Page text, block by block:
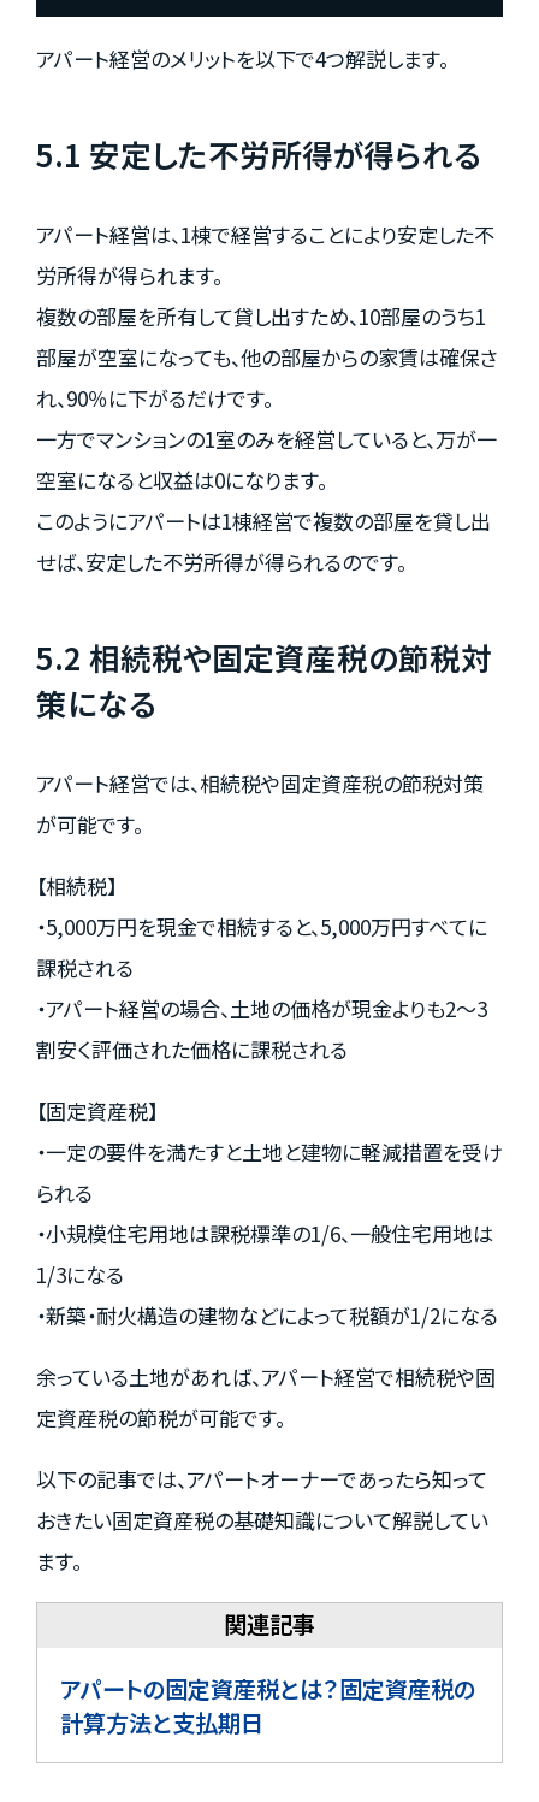
アパート経営のメリットを以下で4つ解説します。
5.1 安定した不労所得が得られる
アパート経営は、1棟で経営することにより安定した不
労所得が得られます。
複数の部屋を所有して貸し出すため、10部屋のうち1
部屋が空室になっても、他の部屋からの家賃は確保さ
れ、90％に下がるだけです。
一方でマンションの1室のみを経営していると、万が一
空室になると収益は0になります。
このようにアパートは1棟経営で複数の部屋を貸し出
せば、安定した不労所得が得られるのです。
5.2 相続税や固定資産税の節税対
策になる
アパート経営では、相続税や固定資産税の節税対策
が可能です。
【相続税】
・5,000万円を現金で相続すると、5,000万円すべてに
課税される
・アパート経営の場合、土地の価格が現金よりも2～3
割安く評価された価格に課税される
【固定資産税】
・一定の要件を満たすと土地と建物に軽減措置を受け
られる
・小規模住宅用地は課税標準の1/6、一般住宅用地は
1/3になる
・新築・耐火構造の建物などによって税額が1/2になる
余っている土地があれば、アパート経営で相続税や固
定資産税の節税が可能です。
以下の記事では、アパートオーナーであったら知って
おきたい固定資産税の基礎知識について解説してい
ます。
アパートの固定資産税とは？固定資産税の
計算方法と支払期日